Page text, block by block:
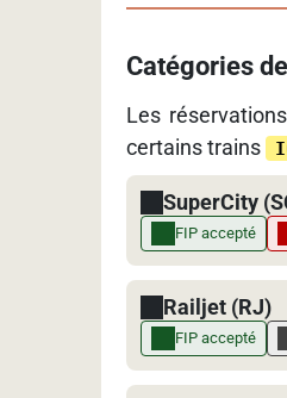
Catégories
Les
certains trains
SuperCity
FIP accepté
Railjet (RJ)
FIP accepté